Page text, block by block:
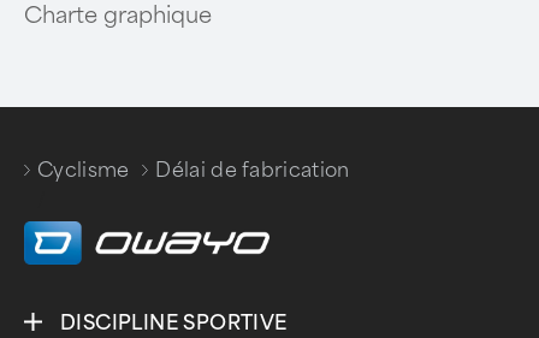
Charte graphique
Cyclisme
Délai de fabrication
DISCIPLINE SPORTIVE